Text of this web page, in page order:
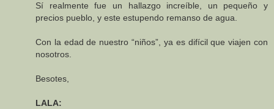
Sí realmente fue un hallazgo increíble, un pequeño y
precios pueblo, y este estupendo remanso de agua.
Con la edad de nuestro “niños”, ya es difícil que viajen con
nosotros.
Besotes,
LALA: